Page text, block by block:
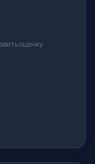
оценку